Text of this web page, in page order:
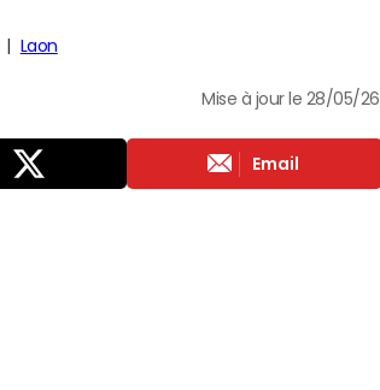
Laon
Mise à jour le 28/05/26
Email